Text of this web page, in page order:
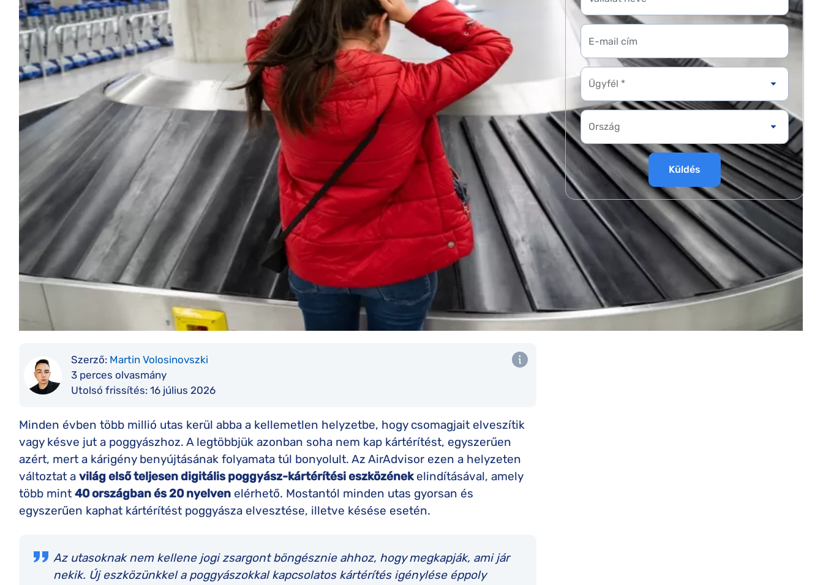
SunExpress kártérítés
Smartwings kártérítés
Szerző: Martin Volosinovszki
3 perces olvasmány
Utolsó frissítés: 16 július 2026
Minden évben több millió utas kerül abba a kellemetlen helyzetbe, hogy csomagjait elveszítik
vagy késve jut a poggyászhoz. A legtöbbjük azonban soha nem kap kártérítést, egyszerűen
azért, mert a kárigény benyújtásának folyamata túl bonyolult. Az AirAdvisor ezen a helyzeten
változtat a világ első teljesen digitális poggyász-kártérítési eszközénekelindításával, amely
több mint 40 országban és 20 nyelven elérhető. Mostantól minden utas gyorsan és
egyszerűen kaphat kártérítést poggyásza elvesztése, illetve késése esetén.
Az utasoknak nem kellene jogi zsargont böngésznie ahhoz, hogy megkapják, ami jár
nekik. Új eszközünkkel a poggyászokkal kapcsolatos kártérítés igénylése éppoly
Ügyfél *
Küldés